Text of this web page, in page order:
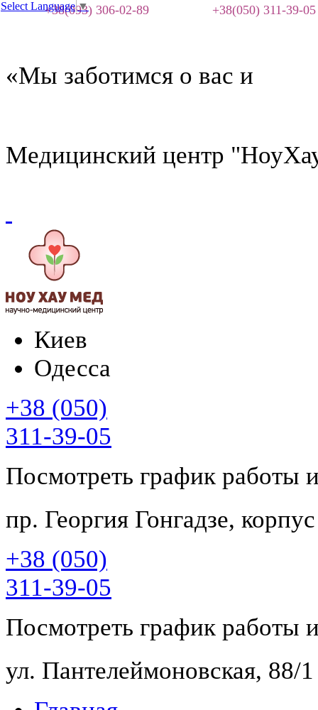
+38(093) 306-02-89 +38(050) 311-39-05
«Мы заботимся о вас и
Медицинский центр
Киев
Одесса
+38 (050)
311-39-05
Посмотреть график работы
пр. Георгия Гонгадзе,
+38 (050)
311-39-05
Посмотреть график работы
ул. Пантелеймоновская, 88/
Select Language▼